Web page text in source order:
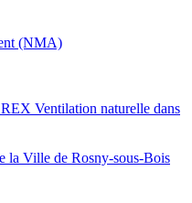
(NMA)
Ventilation naturelle dans
la Ville de Rosny-sous-Bois